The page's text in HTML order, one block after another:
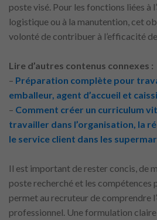
poste visé. Pour les fonctions liées à
logistique ou à la manutention, cet
volonté de contribuer à l’efficacité
Lire d’autres contenus connexes :
– Préparation complète pour
emballeur, agent d’accueil et
– Comment créer un curriculum
travailler dans l’organisation, la
le service client dans les
Il est important de rester concis, de
poste recherché et les compétences
permet au recruteur de comprendre
professionnel. Une formulation